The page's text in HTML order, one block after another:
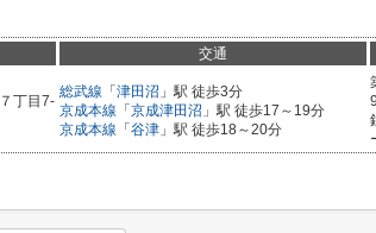
交通
７丁目7-
総武線 「 津田沼 」駅 徒歩3分
京成本線 「 京成津田沼 」駅 徒歩17～19分
京成本線 「 谷津 」駅 徒歩18～20分